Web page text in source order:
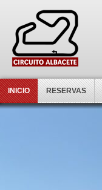
INICIO RESERVAS